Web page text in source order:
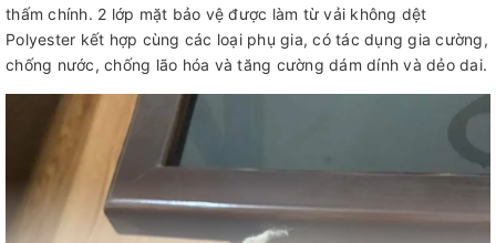
thấm chính. 2 lớp mặt bảo vệ được làm từ vải không dệt
Polyester kết hợp cùng các loại phụ gia, có tác dụng gia cường,
chống nước, chống lão hóa và tăng cường dám dính và dẻo dai.